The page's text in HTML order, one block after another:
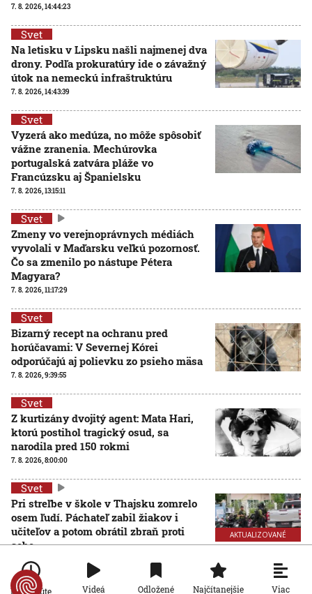
7. 8. 2026, 14:44:23
Svet
Na letisku v Lipsku našli najmenej dva
drony. Podľa prokuratúry ide o závažný
útok na nemeckú infraštruktúru
7. 8. 2026, 14:43:39
Svet
Vyzerá ako medúza, no môže spôsobiť
vážne zranenia. Mechúrovka
portugalská zatvára pláže vo
Francúzsku aj Španielsku
7. 8. 2026, 13:15:11
Svet
Zmeny vo verejnoprávnych médiách
vyvolali v Maďarsku veľkú pozornosť.
Čo sa zmenilo po nástupe Pétera
Magyara?
7. 8. 2026, 11:17:29
Svet
Bizarný recept na ochranu pred
horúčavami: V Severnej Kórei
odporúčajú aj polievku zo psieho mäsa
7. 8. 2026, 9:39:55
Svet
Z kurtizány dvojitý agent: Mata Hari,
ktorú postihol tragický osud, sa
narodila pred 150 rokmi
7. 8. 2026, 8:00:00
AKTUALIZOVANÉ
Svet
Pri streľbe v škole v Thajsku zomrelo
osem ľudí. Páchateľ zabil žiakov i
učiteľov a potom obrátil zbraň proti
sebe
7. 8. 2026, 7:49:06
Svet
Po minúte Videá Odložené Najčítanejšie Viac